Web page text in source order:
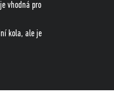
vhodná pro
kola, ale je